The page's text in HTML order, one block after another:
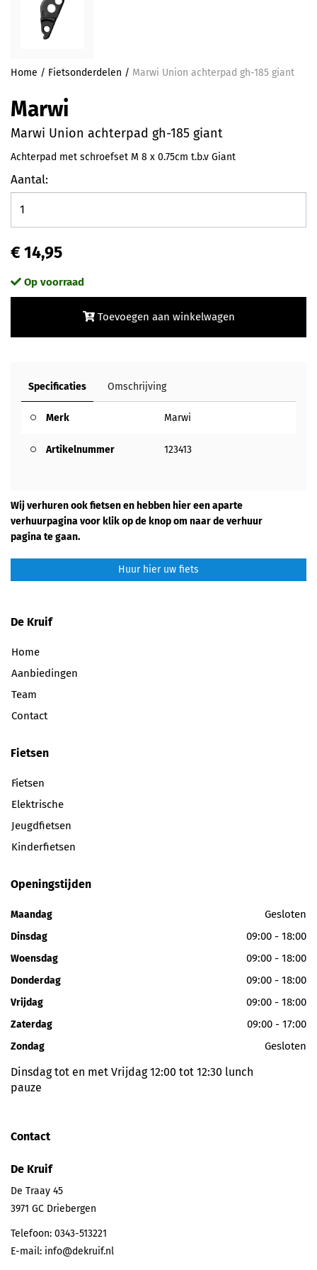
Home / Fietsonderdelen / Marwi Union achterpad gh-185 giant
Marwi
Marwi Union achterpad gh-185 giant
Achterpad met schroefset M 8 x 0.75cm t.b.v Giant
Aantal:
€ 14,95
Op voorraad
Toevoegen aan winkelwagen
Specificaties Omschrijving
Merk Marwi
Artikelnummer 123413
Wij verhuren ook fietsen en hebben hier een aparte
verhuurpagina voor klik op de knop om naar de verhuur
pagina te gaan.
Huur hier uw fiets
De Kruif
Home
Aanbiedingen
Team
Contact
Fietsen
Fietsen
Elektrische
Jeugdfietsen
Kinderfietsen
Openingstijden
Maandag Gesloten
Dinsdag 09:00 - 18:00
Woensdag 09:00 - 18:00
Donderdag 09:00 - 18:00
Vrijdag 09:00 - 18:00
Zaterdag 09:00 - 17:00
Zondag Gesloten
Dinsdag tot en met Vrijdag 12:00 tot 12:30 lunch
pauze
Contact
De Kruif
De Traay 45
3971 GC Driebergen
Telefoon: 0343-513221
E-mail: info@dekruif.nl